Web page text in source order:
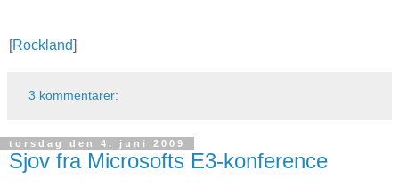
[Rockland]
3 kommentarer:
torsdag den 4. juni 2009
Sjov fra Microsofts E3-konference